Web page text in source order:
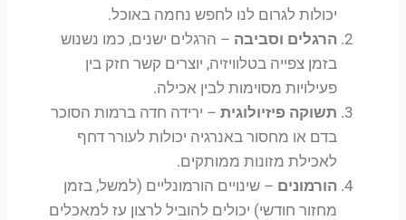
יכולות לגרום לנו לחפש נחמה באוכל.
הרגלים וסביבה – הרגלים ישנים, כמו נשנוש
בזמן צפייה בטלוויזיה, יוצרים קשר חזק בין
פעילויות מסוימות לבין אכילה.
תשוקה פיזיולוגית – ירידה חדה ברמות הסוכר
בדם או מחסור באנרגיה יכולות לעורר דחף
לאכילת מזונות ממותקים.
הורמונים – שינויים הורמונליים (למשל, בזמן
מחזור חודשי) יכולים להוביל לרצון עז למאכלים